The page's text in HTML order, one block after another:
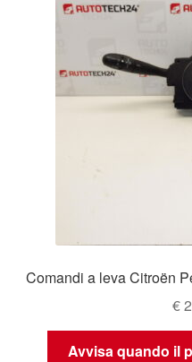
Comandi a leva Citroën
€
Avvisa quando il